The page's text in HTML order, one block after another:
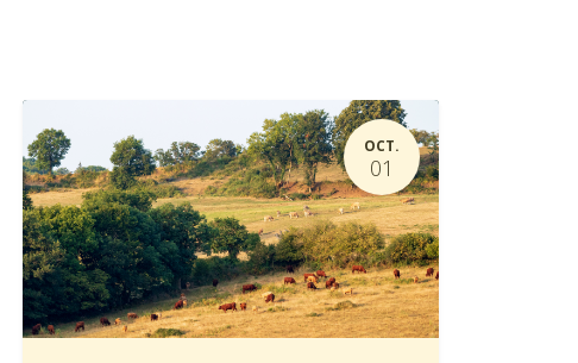
OCT.
01